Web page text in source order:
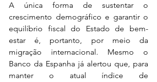
A única forma de sustentar o
crescimento demográfico e garantir o
equilíbrio fiscal do Estado de bem-
estar é, portanto, por meio da
migração internacional. Mesmo o
Banco da Espanha já alertou que, para
manter o atual índice de